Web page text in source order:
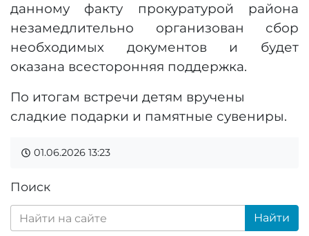
данному факту прокуратурой района
незамедлительно организован сбор
необходимых документов и будет
оказана всесторонняя поддержка.
По итогам встречи детям вручены
сладкие подарки и памятные сувениры.
01.06.2026 13:23
Поиск
Найти